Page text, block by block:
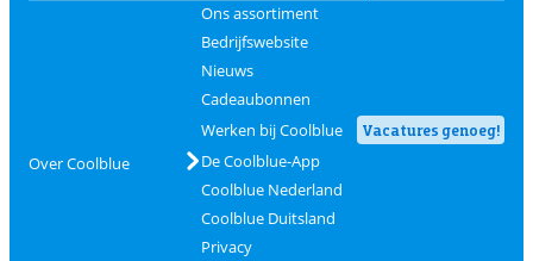
Over Coolblue
Ons assortiment
Bedrijfswebsite
Nieuws
Cadeaubonnen
Werken bij Coolblue
Vacatures genoeg!
De Coolblue-App
Coolblue Nederland
Coolblue Duitsland
Privacy